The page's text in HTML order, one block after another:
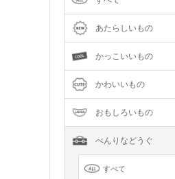
あたらしいもの
かっこいいもの
かわいいもの
おもしろいもの
べんりなどうぐ
すべて